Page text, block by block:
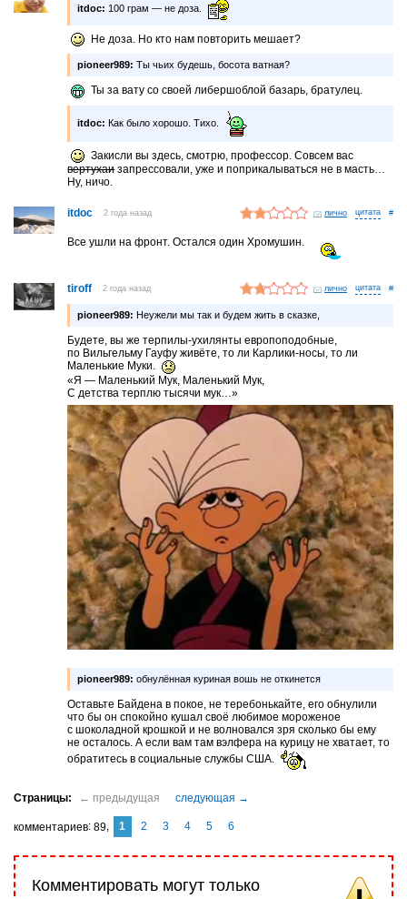
itdoc: 100 грам — не доза.
Не доза. Но кто нам повторить мешает?
pioneer989: Ты чьих будешь, босота ватная?
Ты за вату со своей либершоблой базарь, братулец.
itdoc: Как было хорошо. Тихо.
Закисли вы здесь, смотрю, профессор. Совсем вас
вертухаизапрессовали, уже и поприкалываться не в масть…
Ну, ничо.
itdoc 2 года назад лично #
Все ушли на фронт. Остался один Хромушин.
tiroff 2 года назад лично #
pioneer989: Неужели мы так и будем жить в сказке,
Будете, вы же терпилы-ухилянты европоподобные,
по Вильгельму Гауфу живёте, то ли Карлики-носы, то ли
Маленькие Муки.
«Я — Маленький Мук, Маленький Мук,
С детства терплю тысячи мук…»
pioneer989: обнулённая куриная вошь не откинется
Оставьте Байдена в покое, не теребонькайте, его обнулили
что бы он спокойно кушал своё любимое мороженое
с шоколадной крошкой и не волновался зря сколько бы ему
не осталось. А если вам там вэлфера на курицу не хватает, то
обратитесь в социальные службы США.
комментариев 89 1 2 3 4 5 6
Комментировать могут только